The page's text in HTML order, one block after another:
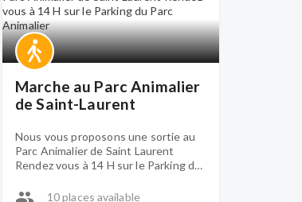
Marche au Parc Animalier
de Saint-Laurent
Nous vous proposons une sortie au
Parc Animalier de Saint Laurent
Rendez vous à 14 H sur le Parking du
10 places available